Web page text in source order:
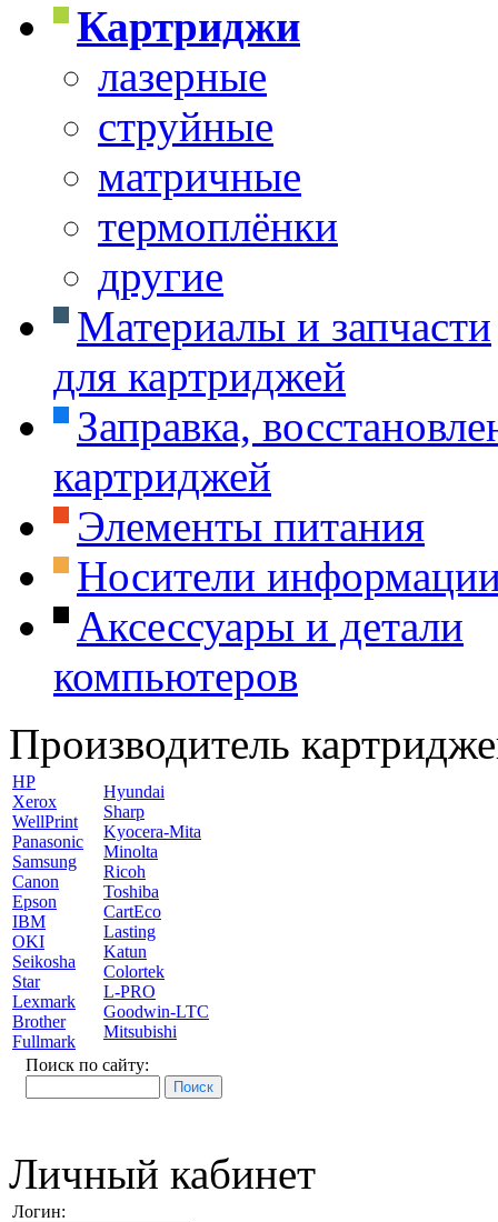
Картриджи
лазерные
струйные
матричные
термоплёнки
другие
Материалы и запчасти
для картриджей
Заправка,
картриджей
Элементы питания
Носители
Аксессуары и детали
компьютеров
Производитель
HP
Xerox
WellPrint
Panasonic
Samsung
Canon
Epson
IBM
OKI
Seikosha
Star
Lexmark
Brother
Fullmark
Hyundai
Sharp
Kyocera-Mita
Minolta
Ricoh
Toshiba
CartEco
Lasting
Katun
Colortek
L-PRO
Goodwin-LTC
Mitsubishi
Поиск по сайту:
Личный кабинет
Логин: